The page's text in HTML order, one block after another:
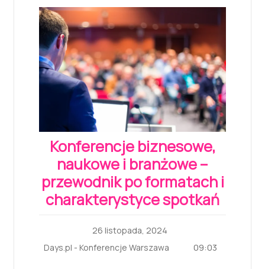
Konferencje biznesowe,
naukowe i branżowe –
przewodnik po formatach i
charakterystyce spotkań
26 listopada, 2024
Days.pl - Konferencje Warszawa
09:03